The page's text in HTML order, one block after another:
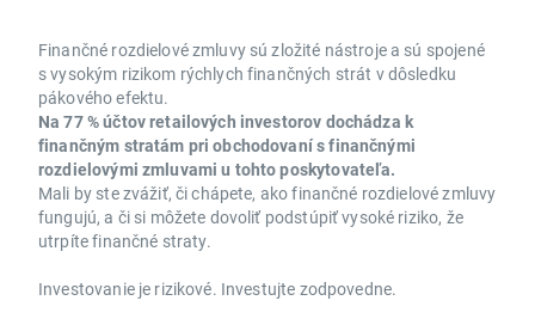
Finančné rozdielové zmluvy sú zložité nástroje a sú spojené
s vysokým rizikom rýchlych finančných strát v dôsledku
pákového efektu.
Na 77 % účtov retailových investorov dochádza k
finančným stratám pri obchodovaní s finančnými
rozdielovými zmluvami u tohto poskytovateľa.
Mali by ste zvážiť, či chápete, ako finančné rozdielové zmluvy
fungujú, a či si môžete dovoliť podstúpiť vysoké riziko, že
utrpíte finančné straty.
Investovanie je rizikové. Investujte zodpovedne.